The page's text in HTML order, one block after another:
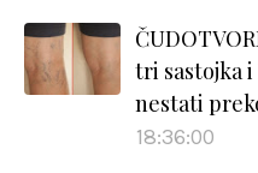
tri sastojka i
nestati
18:36:00